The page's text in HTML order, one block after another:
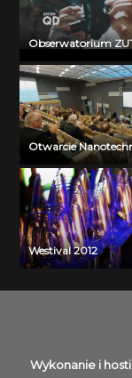
Obserwatorium
Otwarcie
Westival 2012
Wykonanie i